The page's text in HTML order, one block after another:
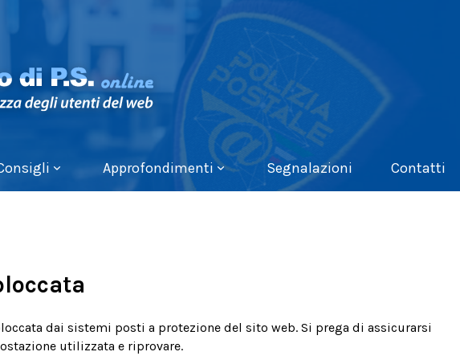
Approfondimenti Segnalazioni Contatti
dai sistemi posti a protezione del sito web. Si prega di assicurarsi
utilizzata e riprovare.